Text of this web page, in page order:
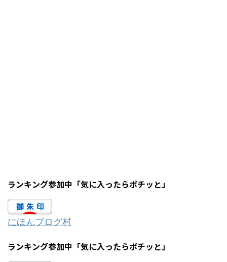
ランキング参加中「気に入ったらポチッと」
にほんブログ村
ランキング参加中「気に入ったらポチッと」